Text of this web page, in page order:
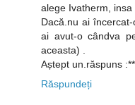
alege Ivatherm, insa
Dacă.nu ai
ai avut-o cândva
aceasta) .
Aștept un.răspuns :**
Răspundeți